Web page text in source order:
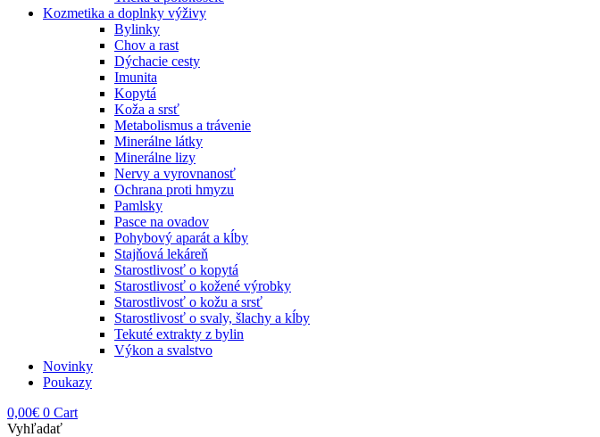
Kozmetika a doplnky výživy
Bylinky
Chov a rast
Dýchacie cesty
Imunita
Kopytá
Koža a srsť
Metabolismus a trávenie
Minerálne látky
Minerálne lizy
Nervy a vyrovnanosť
Ochrana proti hmyzu
Pamlsky
Pasce na ovadov
Pohybový aparát a kĺby
Stajňová lekáreň
Starostlivosť o kopytá
Starostlivosť o kožené výrobky
Starostlivosť o kožu a srsť
Starostlivosť o svaly, šlachy a kĺby
Tekuté extrakty z bylin
Výkon a svalstvo
Novinky
Poukazy
0,00€ 0 Cart
Vyhľadať